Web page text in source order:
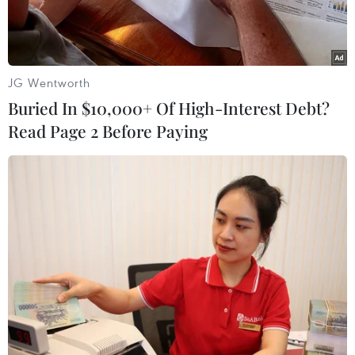
Thứ trưởng Thường trực Bộ Y tế Vũ Mạnh Hà trong buổi tiếp và
làm việc. (Ảnh: PV)
Chiều 8/6, Thứ trưởng Thường trực Bộ Y tế Vũ
Mạnh Hà tiếp và làm việc với bà Patricia
JG Wentworth
Buried In $10,000+ Of High-Interest Debt?
Read Page 2 Before Paying